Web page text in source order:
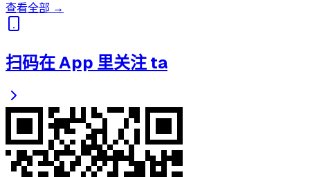
查看全部 →
扫码在 App 里关注 ta